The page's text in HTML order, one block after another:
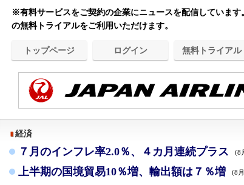
※有料サービスをご契約の企業にニュースを配信しています
の無料トライアルをご利用いただけます。
トップページ ログイン 無料トライアル
経済
７月のインフレ率2.0％、４カ月連続プラス (8
上半期の国境貿易10％増、輸出額は７％増 (8